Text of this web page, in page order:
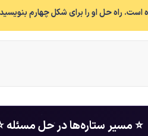
⭐ مسیر ستاره‌ها در حل مسئله